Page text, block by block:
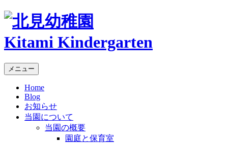
Kitami Kindergarten
メニュー
Home
Blog
お知らせ
当園について
当園の概要
園庭と保育室